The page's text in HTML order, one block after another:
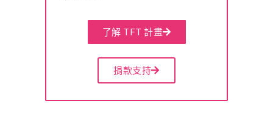
了解 TFT 計畫
捐款支持